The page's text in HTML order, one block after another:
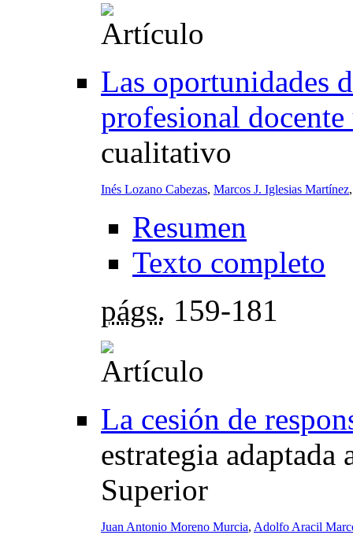
Las oportunidades
profesional
cualitativo
Inés Lozano Cabezas, Marcos J. Iglesias Martínez
Resumen
Texto completo
págs. 159-181
La cesión de
estrategia
Superior
Juan Antonio Moreno Murcia, Adolfo Aracil